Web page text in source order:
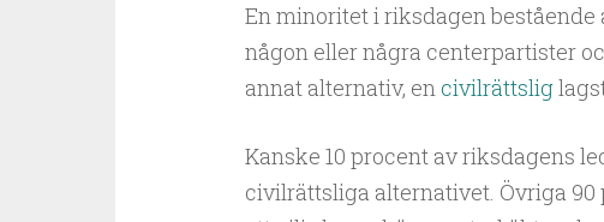
En minoritet i riksdagen
någon eller några centerpartister
annat alternativ, en civilrättslig
Kanske 10 procent av riksdagens
civilrättsliga alternativet. Övriga